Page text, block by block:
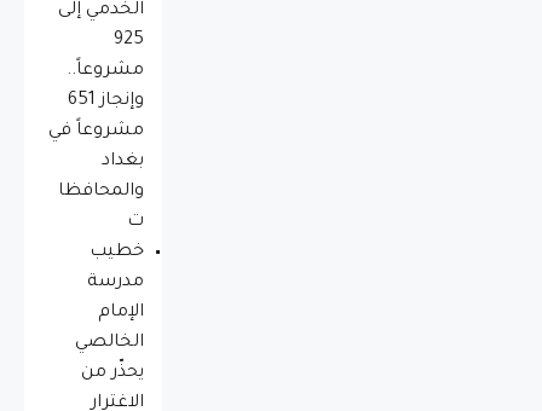
الخدمي إلى
925
مشروعاً..
وإنجاز 651
مشروعاً في
بغداد
والمحافظا
ت
خطيب
مدرسة
الإمام
الخالصي
يحذّر من
الاغترار